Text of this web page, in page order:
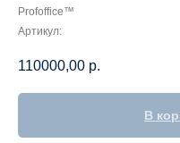
Profoffice™
Артикул:
110000,00 р.
В